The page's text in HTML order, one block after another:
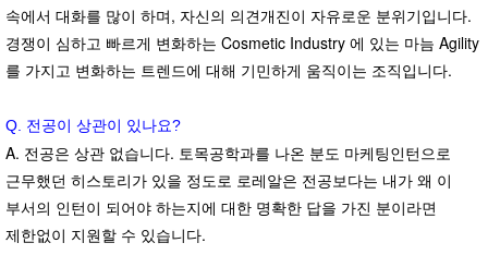
속에서 대화를 많이 하며, 자신의 의견개진이 자유로운 분위기입니다.
경쟁이 심하고 빠르게 변화하는 Cosmetic Industry 에 있는 마늠 Agility
를 가지고 변화하는 트렌드에 대해 기민하게 움직이는 조직입니다.
Q. 전공이 상관이 있나요?
A. 전공은 상관 없습니다. 토목공학과를 나온 분도 마케팅인턴으로
근무했던 히스토리가 있을 정도로 로레알은 전공보다는 내가 왜 이
부서의 인턴이 되어야 하는지에 대한 명확한 답을 가진 분이라면
제한없이 지원할 수 있습니다.